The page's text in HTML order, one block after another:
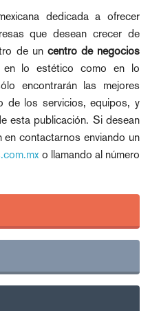
dedicada a ofrecer
que desean crecer de
de un centro de negocios
en lo estético como en lo
encontrarán las mejores
de los servicios, equipos, y
esta publicación. Si desean
contactarnos enviando un
o llamando al número